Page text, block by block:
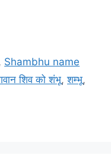
, Shambhu name
शिव को शंभू,शम्भू,